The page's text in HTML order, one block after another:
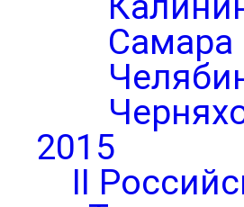
Самара
2015
II